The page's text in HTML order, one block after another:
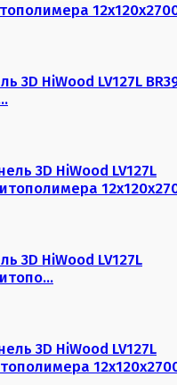
3D HiWood LV127L
3D HiWood LV127L